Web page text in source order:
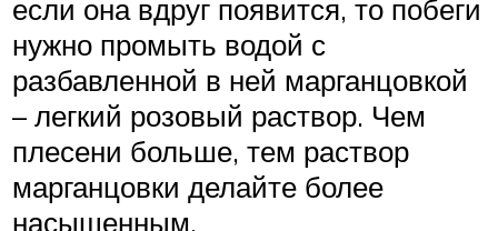
если она вдруг появится, то побеги
нужно промыть водой с
разбавленной в ней марганцовкой
– легкий розовый раствор. Чем
плесени больше, тем раствор
марганцовки делайте более
насыщенным.